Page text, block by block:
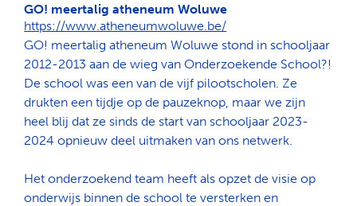
GO! meertalig atheneum Woluwe
https://www.atheneumwoluwe.be/
GO! meertalig atheneum Woluwe stond in schooljaar
2012-2013 aan de wieg van Onderzoekende School?!
De school was een van de vijf pilootscholen. Ze
drukten een tijdje op de pauzeknop, maar we zijn
heel blij dat ze sinds de start van schooljaar 2023-
2024 opnieuw deel uitmaken van ons netwerk.
Het onderzoekend team heeft als opzet de visie op
onderwijs binnen de school te versterken en